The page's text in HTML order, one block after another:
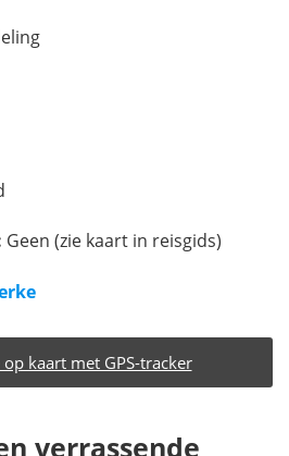
Geen (zie kaart in reisgids)
kaart met GPS-tracker
verrassende